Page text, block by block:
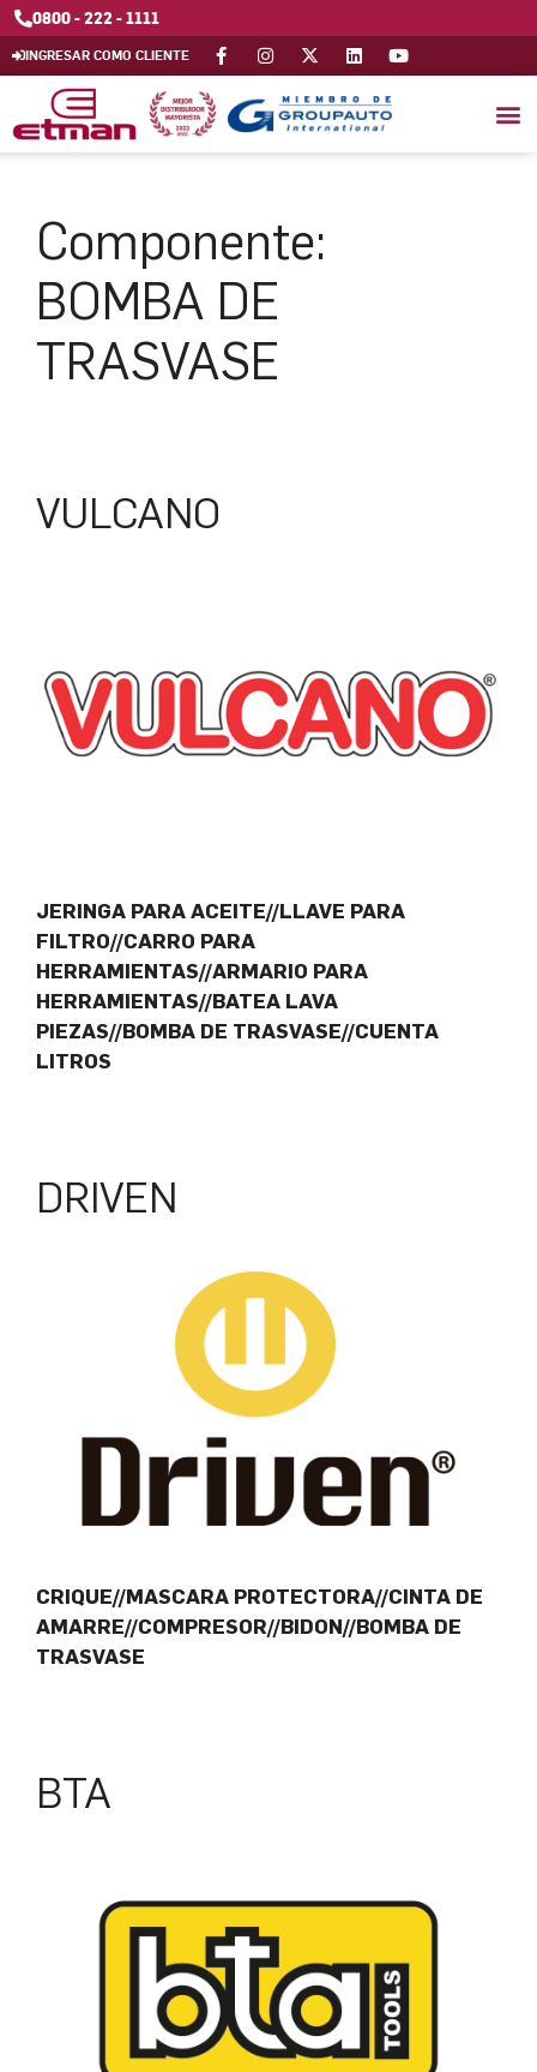
0800 - 222 - 1111
INGRESAR COMO CLIENTE
Componente:
BOMBA DE
TRASVASE
VULCANO
JERINGA PARA ACEITE//LLAVE PARA
FILTRO//CARRO PARA
HERRAMIENTAS//ARMARIO PARA
HERRAMIENTAS//BATEA LAVA
PIEZAS//BOMBA DE TRASVASE//CUENTA
LITROS
DRIVEN
CRIQUE//MASCARA PROTECTORA//CINTA DE
AMARRE//COMPRESOR//BIDON//BOMBA DE
TRASVASE
BTA